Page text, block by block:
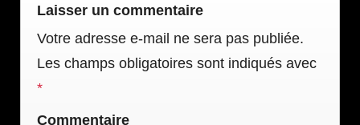
Laisser un commentaire
Votre adresse e-mail ne sera pas publiée.
Les champs obligatoires sont indiqués avec
*
Commentaire